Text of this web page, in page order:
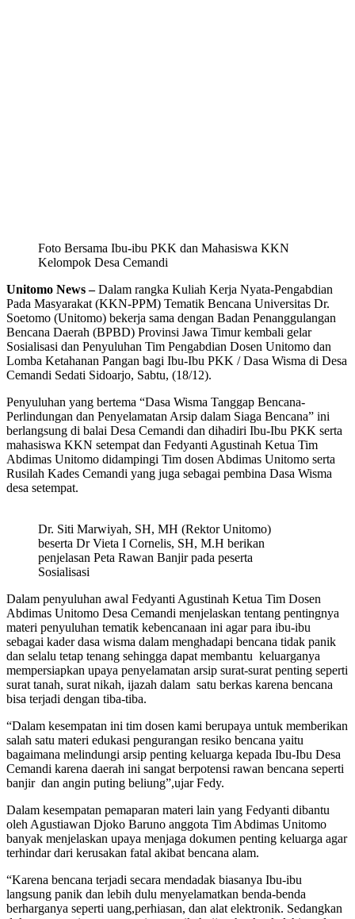
Foto Bersama Ibu-ibu PKK dan Mahasiswa KKN
Kelompok Desa Cemandi
Unitomo News –Dalam rangka Kuliah Kerja Nyata-Pengabdian
Pada Masyarakat (KKN-PPM) Tematik Bencana Universitas Dr.
Soetomo (Unitomo) bekerja sama dengan Badan Penanggulangan
Bencana Daerah (BPBD) Provinsi Jawa Timur kembali gelar
Sosialisasi dan Penyuluhan Tim Pengabdian Dosen Unitomo dan
Lomba Ketahanan Pangan bagi Ibu-Ibu PKK / Dasa Wisma di Desa
Cemandi Sedati Sidoarjo, Sabtu, (18/12).
Penyuluhan yang bertema “Dasa Wisma Tanggap Bencana-
Perlindungan dan Penyelamatan Arsip dalam Siaga Bencana” ini
berlangsung di balai Desa Cemandi dan dihadiri Ibu-Ibu PKK serta
mahasiswa KKN setempat dan Fedyanti Agustinah Ketua Tim
Abdimas Unitomo didampingi Tim dosen Abdimas Unitomo serta
Rusilah Kades Cemandi yang juga sebagai pembina Dasa Wisma
desa setempat.
Dr. Siti Marwiyah, SH, MH (Rektor Unitomo)
beserta Dr Vieta I Cornelis, SH, M.H berikan
penjelasan Peta Rawan Banjir pada peserta
Sosialisasi
Dalam penyuluhan awal Fedyanti Agustinah Ketua Tim Dosen
Abdimas Unitomo Desa Cemandi menjelaskan tentang pentingnya
materi penyuluhan tematik kebencanaan ini agar para ibu-ibu
sebagai kader dasa wisma dalam menghadapi bencana tidak panik
dan selalu tetap tenang sehingga dapat membantu keluarganya
mempersiapkan upaya penyelamatan arsip surat-surat penting seperti
surat tanah, surat nikah, ijazah dalam satu berkas karena bencana
bisa terjadi dengan tiba-tiba.
“Dalam kesempatan ini tim dosen kami berupaya untuk memberikan
salah satu materi edukasi pengurangan resiko bencana yaitu
bagaimana melindungi arsip penting keluarga kepada Ibu-Ibu Desa
Cemandi karena daerah ini sangat berpotensi rawan bencana seperti
banjir dan angin puting beliung”,ujar Fedy.
Dalam kesempatan pemaparan materi lain yang Fedyanti dibantu
oleh Agustiawan Djoko Baruno anggota Tim Abdimas Unitomo
banyak menjelaskan upaya menjaga dokumen penting keluarga agar
terhindar dari kerusakan fatal akibat bencana alam.
“Karena bencana terjadi secara mendadak biasanya Ibu-ibu
langsung panik dan lebih dulu menyelamatkan benda-benda
berharganya seperti uang,perhiasan, dan alat elektronik. Sedangkan